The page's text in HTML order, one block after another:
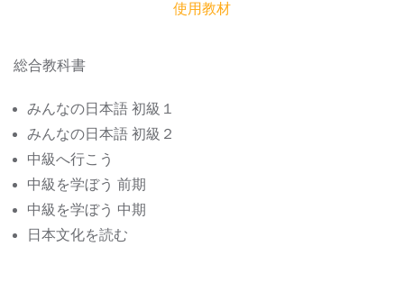
使用教材
総合教科書
みんなの日本語 初級１
みんなの日本語 初級２
中級へ行こう
中級を学ぼう 前期
中級を学ぼう 中期
日本文化を読む